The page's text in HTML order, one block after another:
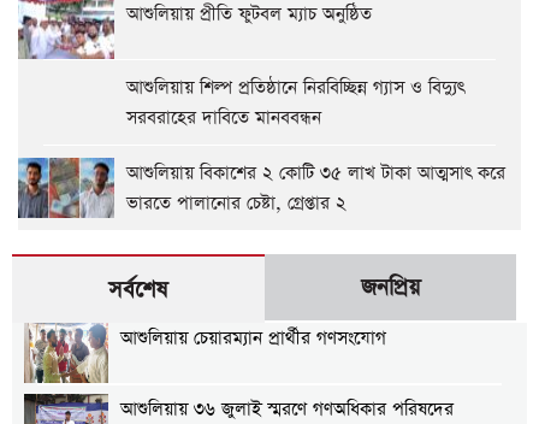
আশুলিয়ায় প্রীতি ফুটবল ম্যাচ অনুষ্ঠিত
আশুলিয়ায় শিল্প প্রতিষ্ঠানে নিরবিচ্ছিন্ন গ্যাস ও বিদ্যুৎ
সরবরাহের দাবিতে মানববন্ধন
আশুলিয়ায় বিকাশের ২ কোটি ৩৫ লাখ টাকা আত্মসাৎ করে
ভারতে পালানোর চেষ্টা, গ্রেপ্তার ২
সর্বশেষ জনপ্রিয়
আশুলিয়ায় চেয়ারম্যান প্রার্থীর গণসংযোগ
আশুলিয়ায় ৩৬ জুলাই স্মরণে গণঅধিকার পরিষদের